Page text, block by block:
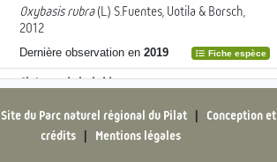
Oxybasis rubra(L.) S.Fuentes, Uotila & Borsch,
2012
Dernière observation en 2019 Fiche espèce
Chénopode hybride
& Borsch, 2012
Dernière observation en 2007
Site du Parc naturel régional du Pilat | Conception et
crédits| Mentions légales